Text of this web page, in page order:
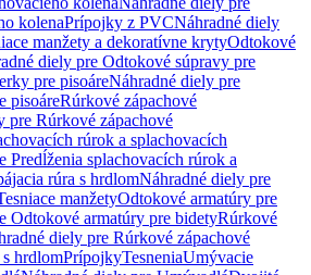
kolenaPrípojky z PVCNáhradné diely
manžety a dekoratívne krytyOdtokové
diely pre Odtokové súpravy pre
pre pisoáreNáhradné diely pre
pisoáreRúrkové zápachové
pre Rúrkové zápachové
rúrok a splachovacích
Predĺženia splachovacích rúrok a
rúra s hrdlomNáhradné diely pre
manžetyOdtokové armatúry pre
Odtokové armatúry pre bidetyRúrkové
diely pre Rúrkové zápachové
hrdlomPrípojkyTesneniaUmývacie